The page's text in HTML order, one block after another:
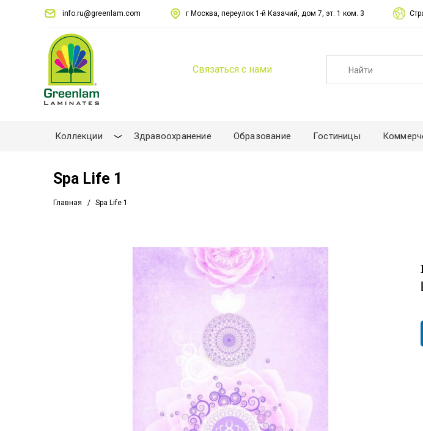
info.ru@greenlam.com г Москва, переулок 1-й Казачий, дом 7, эт. 1 ком. 3
Связаться с нами
Коллекции Здравоохранение Образование Гостиницы
Spa Life 1
Главная Spa Life 1